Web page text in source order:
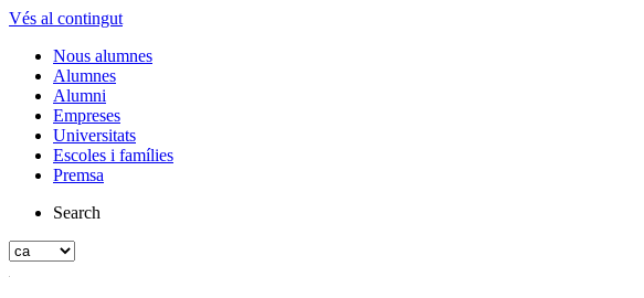
Vés al contingut
Nous alumnes
Alumnes
Alumni
Empreses
Universitats
Escoles i famílies
Premsa
Search